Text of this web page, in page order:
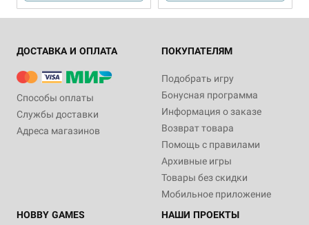
1-5 45-60 10+ Дополнение 2-6
Повелитель Токио: Ещё
больше ярости!
990 ₽
Дополнение 2-6
10+
Уведомить о наличии
Дополнение 2-6
Повелитель Токио: Хэллоуин
1 790 ₽
Купить
ДОСТАВКА И ОПЛАТА
Способы оплаты
Службы доставки
Адреса магазинов
ПОКУПАТЕЛЯМ
Подобрать игру
Бонусная программа
Информация о заказе
Возврат товара
Помощь с правилами
Архивные игры
Товары без скидки
Мобильное приложение
HOBBY GAMES
НАШИ ПРОЕКТЫ